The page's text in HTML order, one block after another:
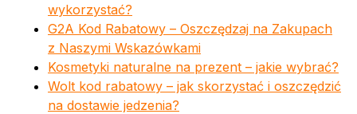
wykorzystać?
G2A Kod Rabatowy – Oszczędzaj na Zakupach
z Naszymi Wskazówkami
Kosmetyki naturalne na prezent – jakie wybrać?
Wolt kod rabatowy – jak skorzystać i oszczędzić
na dostawie jedzenia?